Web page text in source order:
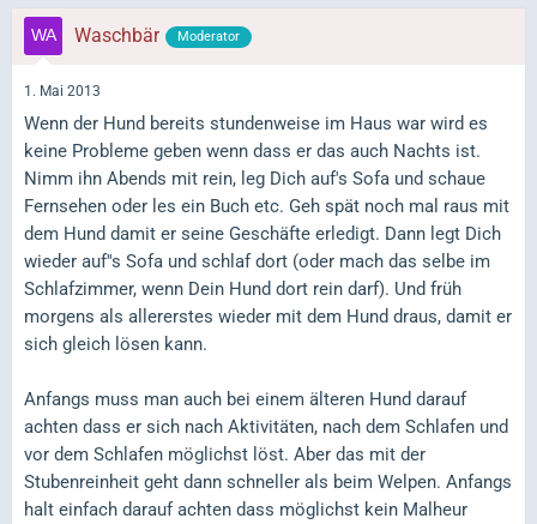
Waschbär Moderator
1. Mai 2013
Wenn der Hund bereits stundenweise im Haus war wird es
keine Probleme geben wenn dass er das auch Nachts ist.
Nimm ihn Abends mit rein, leg Dich auf's Sofa und schaue
Fernsehen oder les ein Buch etc. Geh spät noch mal raus mit
dem Hund damit er seine Geschäfte erledigt. Dann legt Dich
wieder auf''s Sofa und schlaf dort (oder mach das selbe im
Schlafzimmer, wenn Dein Hund dort rein darf). Und früh
morgens als allererstes wieder mit dem Hund draus, damit er
sich gleich lösen kann.
Anfangs muss man auch bei einem älteren Hund darauf
achten dass er sich nach Aktivitäten, nach dem Schlafen und
vor dem Schlafen möglichst löst. Aber das mit der
Stubenreinheit geht dann schneller als beim Welpen. Anfangs
halt einfach darauf achten dass möglichst kein Malheur